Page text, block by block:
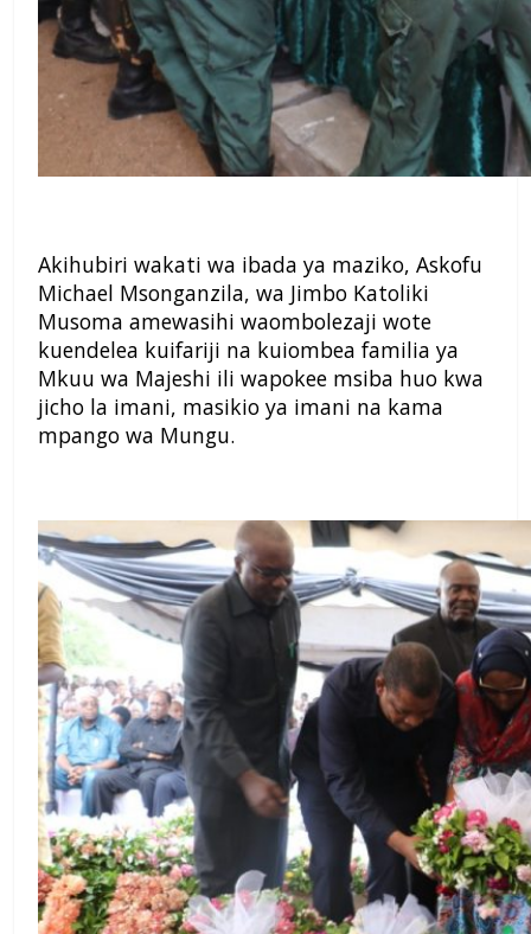
Akihubiri wakati wa ibada ya maziko, Askofu
Michael Msonganzila, wa Jimbo Katoliki
Musoma amewasihi waombolezaji wote
kuendelea kuifariji na kuiombea familia ya
Mkuu wa Majeshi ili wapokee msiba huo kwa
jicho la imani, masikio ya imani na kama
mpango wa Mungu.